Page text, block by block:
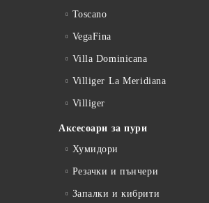
Toscano
VegaFina
Villa Dominicana
Villiger La Meridiana
Villiger
Аксесоари за пури
Хумидори
Резачки и пънчери
Запалки и кибрити